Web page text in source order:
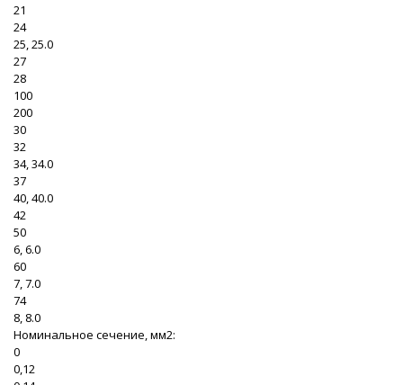
21
24
25, 25.0
27
28
100
200
30
32
34, 34.0
37
40, 40.0
42
50
6, 6.0
60
7, 7.0
74
8, 8.0
Номинальное сечение, мм2:
0
0,12